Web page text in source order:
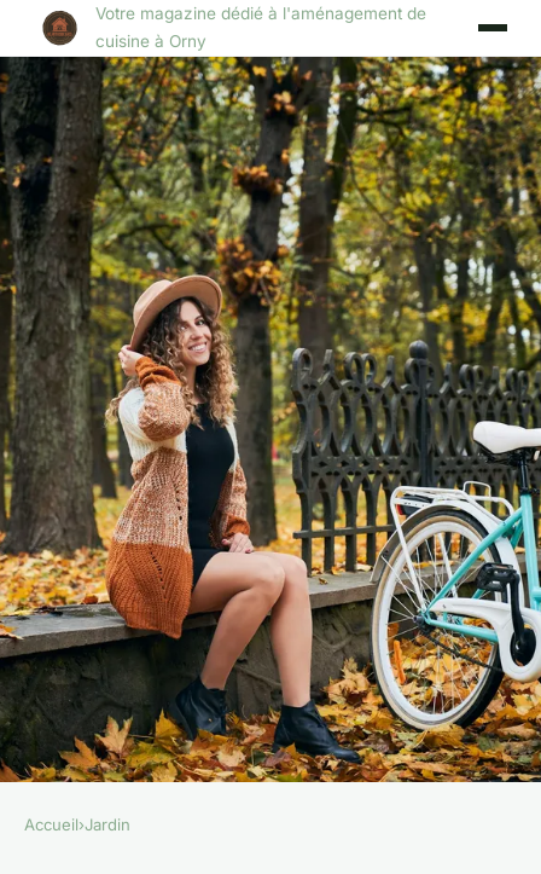
Votre magazine dédié à l'aménagement de
cuisine à Orny
Accueil›Jardin